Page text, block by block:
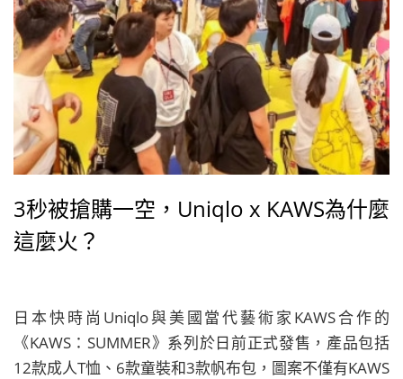
3秒被搶購一空，Uniqlo x KAWS為什麼
這麼火？
日本快時尚Uniqlo與美國當代藝術家KAWS合作的
《KAWS：SUMMER》系列於日前正式發售，產品包括
12款成人T恤、6款童裝和3款帆布包，圖案不僅有KAWS